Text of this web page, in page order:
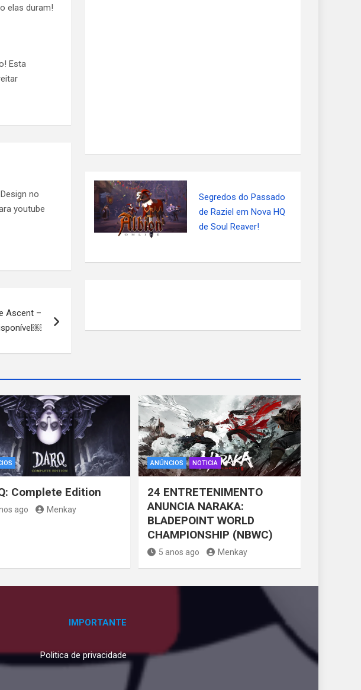
elas duram!
Esta
no
youtube
Ascent –
Segredos do Passado
de Raziel em Nova HQ
de Soul Reaver!
Complete Edition
ago Menkay
ANÚNCIOS NOTICIA
24 ENTRETENIMENTO
ANUNCIA NARAKA:
BLADEPOINT WORLD
CHAMPIONSHIP (NBWC)
5 anos ago Menkay
IMPORTANTE
Politica de privacidade